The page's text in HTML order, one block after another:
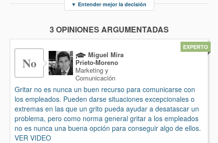
▼ Entender mejor la decisión
3 OPINIONES ARGUMENTADAS
No
Miguel Mira
Prieto-Moreno
Marketing y
Comunicación
Gritar no es nunca un buen recurso para comunicarse con
los empleados. Pueden darse situaciones excepcionales o
extremas en las que un grito pueda ayudar a desatascar un
problema, pero como norma general gritar a los empleados
no es nunca una buena opción para conseguir algo de ellos.
VER VIDEO
EXPERTO